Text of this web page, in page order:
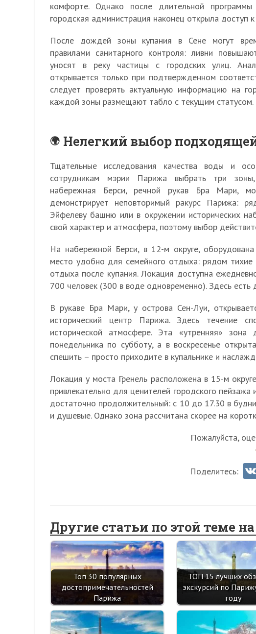
комфорте. Однако после длительной
городская администрация наконец открыла доступ
После дождей зоны купания в Сене могут
правилами санитарного контроля: ливни
уносят в реку частицы с городских улиц.
открывается только при подтвержденном
следует проверять актуальную информацию на
каждой зоны размещают табло с текущим статусом.
Нелегкий выбор
Тщательные исследования качества воды и
сотрудникам мэрии Парижа выбрать три
набережная Берси, речной рукав Бра Мари,
демонстрирует неповторимый ракурс Парижа:
Эйфелеву башню или в окружении исторических
свой характер и атмосфера, поэтому выбор
На набережной Берси, в 12-м округе,
место удобно для семейного отдыха: рядом тихие
отдыха после купания. Локация доступна
700 человек (300 в воде одновременно). Здесь
В рукаве Бра Мари, у острова Сен-Луи,
исторический центр Парижа. Здесь течение
исторической атмосфере. Эта «утренняя»
понедельника по субботу, а в воскресенье
спешить – просто приходите в купальнике и
Локация у моста Гренель расположена в 15-м
привлекательно для ценителей городского
достаточно продолжительный: с 10 до 17.30 в
и душевые. Однако зона рассчитана скорее на
Пожалуйста,
Поделитесь:
Другие статьи по этой теме
Топ 30 популярных
достопримечательностей
Парижа
ТОП 15 лучших
экскурсий по
году